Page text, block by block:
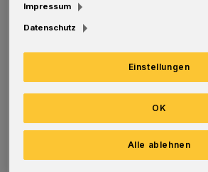
Wir stellen unser WM-Orakel
mit dem Wuppertaler ZDF-
Schneider und schauen, wie
Nationalitäten in der
leben. Natürlich darf auch der
Impressum
Datenschutz
Einstellungen
Alle ablehnen
OK